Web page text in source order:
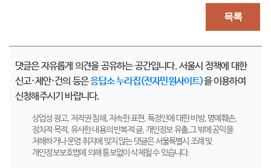
목록
댓글은 자유롭게 의견을 공유하는 공간입니다. 서울시 정책에 대한
신고·제안·건의 등은응답소 누리집(전자민원사이트)을 이용하여
신청해주시기 바랍니다.
상업성 광고, 저작권 침해, 저속한 표현, 특정인에 대한 비방, 명예훼손,
정치적 목적, 유사한 내용의 반복적 글, 개인정보 유출,그 밖에 공익을
저해하거나 운영 취지에 맞지 않는 댓글은 서울특별시 조례 및
개인정보보호법에 의해 통보없이 삭제될 수 있습니다.